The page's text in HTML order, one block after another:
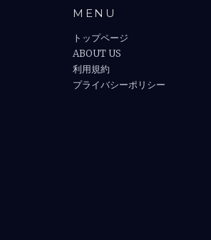
MENU
トップページ
ABOUT US
利用規約
プライバシーポリシー